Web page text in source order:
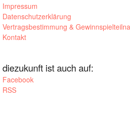
Impressum
Datenschutzerklärung
Vertragsbestimmung &
Kontakt
diezukunft ist auch auf:
Facebook
RSS